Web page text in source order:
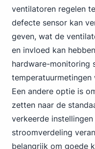
ventilatoren regelen
defecte sensor kan
geven, wat de
en invloed kan
hardware-monitoring
Een andere optie is
zetten naar de
verkeerde
stroomverdeling
belangrijk om goede